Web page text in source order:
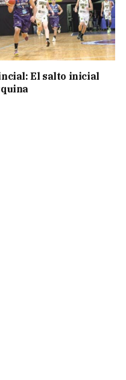
El salto inicial